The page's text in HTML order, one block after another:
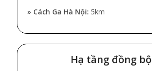
» Cách Ga Hà Nội: 5km
Hạ tầng đồng bộ